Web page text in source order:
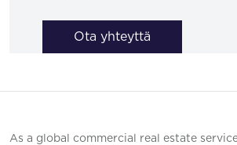
Ota yhteyttä
As a global commercial real estate